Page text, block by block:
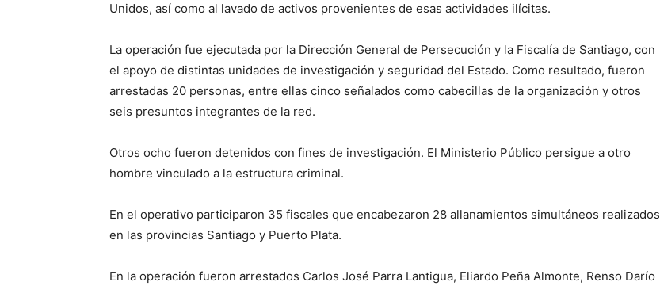
Unidos, así como al lavado de activos provenientes de esas actividades ilícitas.
La operación fue ejecutada por la Dirección General de Persecución y la Fiscalía de Santiago, con
el apoyo de distintas unidades de investigación y seguridad del Estado. Como resultado, fueron
arrestadas 20 personas, entre ellas cinco señalados como cabecillas de la organización y otros
seis presuntos integrantes de la red.
Otros ocho fueron detenidos con fines de investigación. El Ministerio Público persigue a otro
hombre vinculado a la estructura criminal.
En el operativo participaron 35 fiscales que encabezaron 28 allanamientos simultáneos realizados
en las provincias Santiago y Puerto Plata.
En la operación fueron arrestados Carlos José Parra Lantigua, Eliardo Peña Almonte, Renso Darío